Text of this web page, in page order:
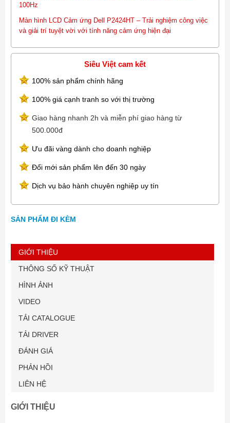
100Hz
Màn hình LCD Cảm ứng Dell P2424HT – Trải nghiệm công việc
và giải trí tuyệt vời với tính năng cảm ứng hiện đại
Siêu Việt cam kết
100% sản phẩm chính hãng
100% giá cạnh tranh so với thị trường
Giao hàng nhanh 2h và miễn phí giao hàng từ
500.000đ
Ưu đãi vàng dành cho doanh nghiệp
Đổi mới sản phẩm lên đến 30 ngày
Dịch vụ bảo hành chuyên nghiệp uy tín
SẢN PHẨM ĐI KÈM
GIỚI THIỆU
THÔNG SỐ KỸ THUẬT
HÌNH ẢNH
VIDEO
TẢI CATALOGUE
TẢI DRIVER
ĐÁNH GIÁ
PHẢN HỒI
LIÊN HỆ
GIỚI THIỆU